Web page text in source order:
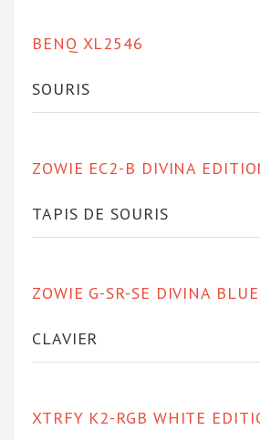
BENQ XL2546
SOURIS
ZOWIE EC2-B DIVINA
TAPIS DE SOURIS
ZOWIE G-SR-SE DIVINA
CLAVIER
XTRFY K2-RGB WHITE